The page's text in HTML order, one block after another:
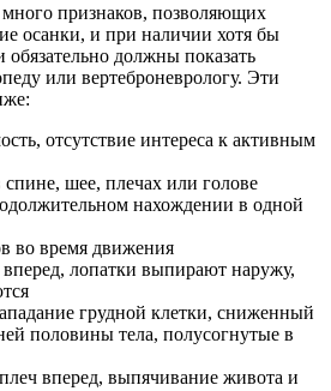
признаков, позволяющих
осанки, и при наличии хотя бы
должны показать
или вертеброневрологу. Эти
отсутствие интереса к активным
шее, плечах или голове
нахождении в одной
во время движения
вперед, лопатки выпирают наружу,
грудной клетки, сниженный
половины тела, полусогнутые в
вперед, выпячивание живота и